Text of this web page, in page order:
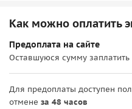
Как можно оплатить
Предоплата на сайте
Оставшуюся сумму заплатить
Для предоплаты доступен
отмене за 48 часов